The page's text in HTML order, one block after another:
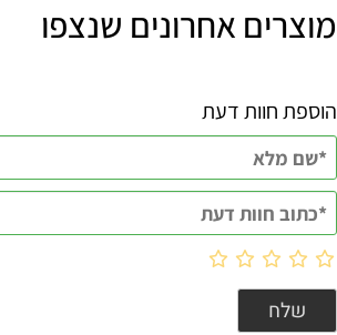
מוצרים אחרונים שנצפו
הוספת חוות דעת